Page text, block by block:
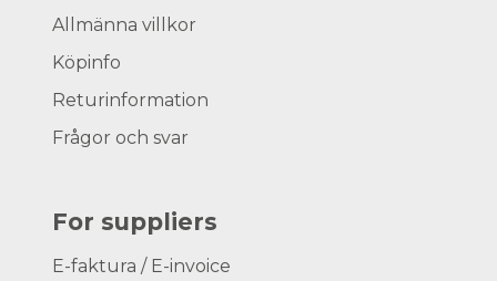
Allmänna villkor
Köpinfo
Returinformation
Frågor och svar
For suppliers
E-faktura / E-invoice